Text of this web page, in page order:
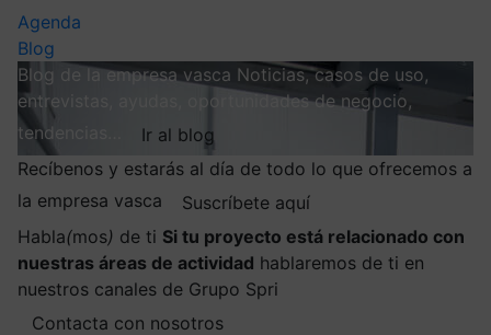
Agenda
Blog
Blog de la empresa vasca Noticias, casos de uso,
entrevistas, ayudas, oportunidades de negocio,
tendencias…
Ir al blog
Recíbenos y estarás al día de todo lo que ofrecemos a
la empresa vasca
Suscríbete aquí
Habla(mos) de ti Si tu proyecto está relacionado con
nuestras áreas de actividad hablaremos de ti en
nuestros canales de Grupo Spri
Contacta con nosotros